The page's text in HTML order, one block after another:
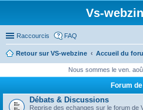
Vs-
Raccourcis FAQ
Retour sur VS-webzine Accueil du
Nous sommes le ven.
Forum
Débats & Discussions
Reprise des echanges sur le forum de